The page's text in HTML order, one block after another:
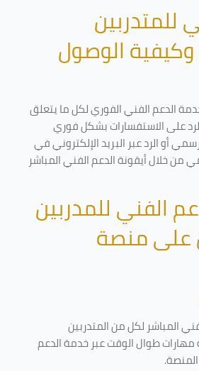
للمتدربين
وكيفية الوصول
الدعم الفني الفوري لكل ما يتعلق
على الاستفسارات بشكل فوري
أو الرد عبر البريد الإلكتروني في
من خلال أيقونة الدعم الفني المباشر
الفني للمدربين
على منصة
المباشر لكل من المتدربين
طوال الوقت عبر خدمة الدعم
.